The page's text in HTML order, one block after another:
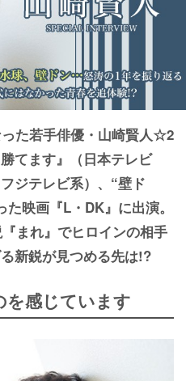
た若手俳優・山崎賢人☆2
てます』（日本テレビ
ジテレビ系）、“壁ド
映画『L・DK』に出演。
まれ』でヒロインの相手
新鋭が見つめる先は!?
を感じています